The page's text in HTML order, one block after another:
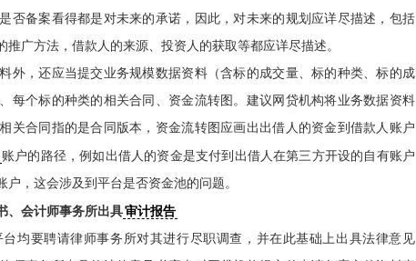
否备案看得都是对未来的承诺，因此，对未来的规划应详尽描述，包括
广方法，借款人的来源、投资人的获取等都应详尽描述。
外，还应当提交业务规模数据资料（含标的成交量、标的种类、标的成
每个标的种类的相关合同、资金流转图。建议网贷机构将业务数据资料
关合同指的是合同版本，资金流转图应画出出借人的资金到借款人账户
账户的路径，例如出借人的资金是支付到出借人在第三方开设的自有账户
，这会涉及到平台是否资金池的问题。
、会计师事务所出具审计报告
均要聘请律师事务所对其进行尽职调查，并在此基础上出具法律意见